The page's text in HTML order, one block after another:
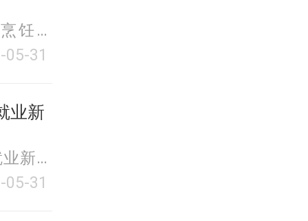
饪学
05-31
业新
新趋
05-31